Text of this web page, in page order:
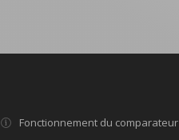
Fonctionnement du comparateur